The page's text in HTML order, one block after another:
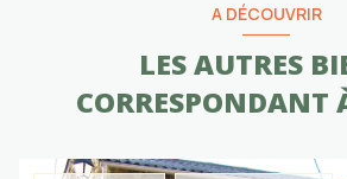
A DÉCOUVRIR
LES AUTRES
CORRESPONDANT